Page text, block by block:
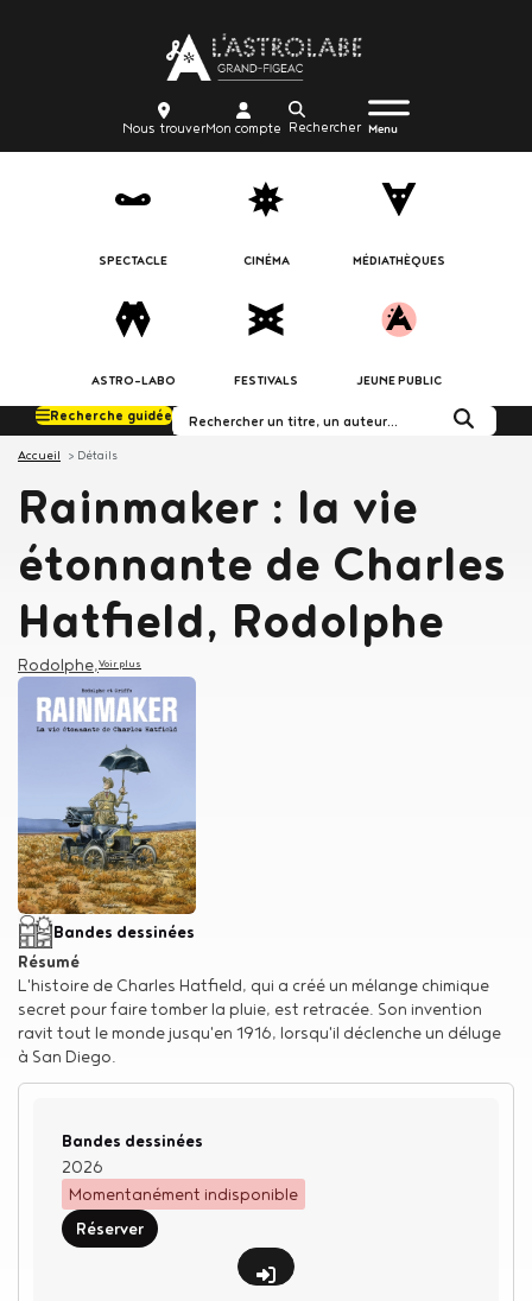
au
contenu
principal
Body
trouver
Nous trouvercompte
Mon compte
Recherche
Menu
burger
Body
icon_trigger
Menu
SPECTACLE CINÉMA MÉDIATHÈQUES
ASTRO-LABO FESTIVALS JEUNE PUBLIC
Rechercher dans le
Recherche guidée
Accueil Détails
Rainmaker : la vie
étonnante de Charles
Hatfield, Rodolphe
Auteur
Rodolphe,Voir plus
Type de support matériel
Bandes dessinées
Résumé
L'histoire de Charles Hatfield, qui a créé un mélange chimique
secret pour faire tomber la pluie, est retracée. Son invention
ravit tout le monde jusqu'en 1916, lorsqu'il déclenche un déluge
à San Diego.
Type de support matériel
Bandes dessinées
2026
Momentanément indisponible
Réserver